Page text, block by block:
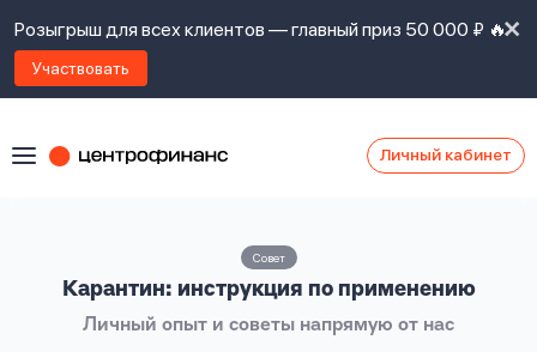
Розыгрыш для всех клиентов — главный приз 50 000 ₽ 🔥
Участвовать
Личный кабинет
Совет
Карантин: инструкция по применению
Личный опыт и советы напрямую от нас
Наши
контакты
с
правилами